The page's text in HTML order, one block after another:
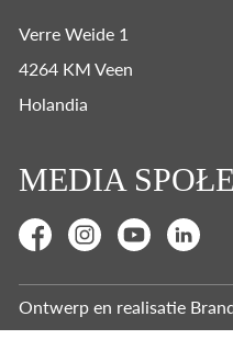
Verre Weide 1
4264 KM Veen
Holandia
MEDIA
Ontwerp en realisatie